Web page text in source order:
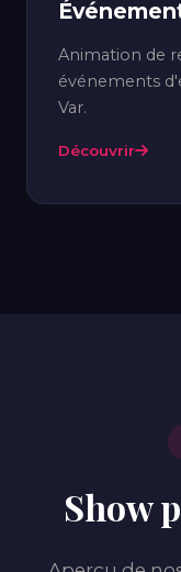
Animation de
événements
Var.
Découvrir
Show